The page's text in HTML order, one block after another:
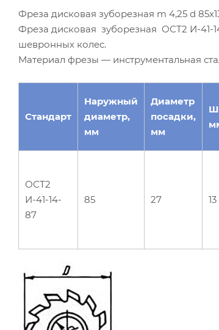
Фреза дисковая зуборезная m 4,25 d
Фреза дисковая зуборезная ОСТ2 И-41-
шевронных колес.
Материал фрезы — инструментальная
Стандарт
Наружный
диаметр,
мм
Диаметр
посадки,
мм
ОСТ2
И-41-14-
87
85 27 13